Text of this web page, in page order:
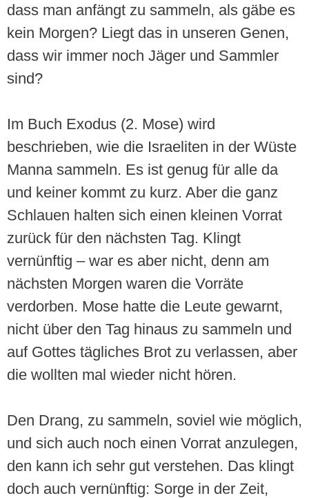
dass man anfängt zu sammeln, als gäbe es
kein Morgen? Liegt das in unseren Genen,
dass wir immer noch Jäger und Sammler
sind?
Im Buch Exodus (2. Mose) wird
beschrieben, wie die Israeliten in der Wüste
Manna sammeln. Es ist genug für alle da
und keiner kommt zu kurz. Aber die ganz
Schlauen halten sich einen kleinen Vorrat
zurück für den nächsten Tag. Klingt
vernünftig – war es aber nicht, denn am
nächsten Morgen waren die Vorräte
verdorben. Mose hatte die Leute gewarnt,
nicht über den Tag hinaus zu sammeln und
auf Gottes tägliches Brot zu verlassen, aber
die wollten mal wieder nicht hören.
Den Drang, zu sammeln, soviel wie möglich,
und sich auch noch einen Vorrat anzulegen,
den kann ich sehr gut verstehen. Das klingt
doch auch vernünftig: Sorge in der Zeit,